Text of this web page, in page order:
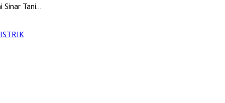
Sinar Tani…